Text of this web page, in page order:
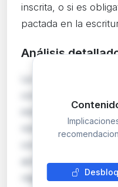
inscrita, o si es
pactada en la
Análisis
La DGSJFP analiza
instancia privada
notarialmente,
compraventa
acta notarial como
registrador de